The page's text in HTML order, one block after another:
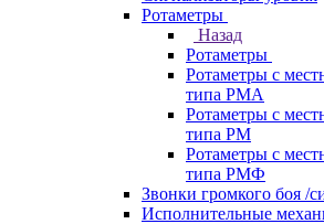
Ротаметры
Назад
Ротаметры
Ротаметры с
типа РМА
Ротаметры с
типа РМ
Ротаметры с
типа РМФ
Звонки громкого боя /
Исполнительные